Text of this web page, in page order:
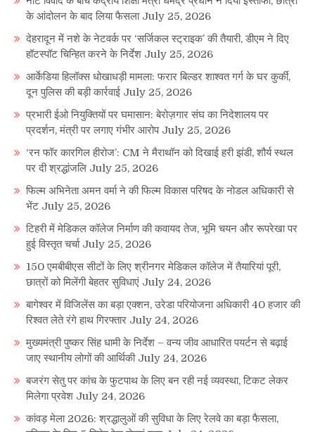
के आंदोलन के बाद लिया फैसला July 25, 2026
देहरादून में नशे के नेटवर्क पर ‘सर्जिकल स्ट्राइक’ की तैयारी, डीएम ने दिए
हॉटस्पॉट चिन्हित करने के निर्देश July 25, 2026
आर्केडिया हिलॉक्स धोखाधड़ी मामला: फरार बिल्डर शाश्वत गर्ग के घर कुर्की,
दून पुलिस की बड़ी कार्रवाई July 25, 2026
प्रभारी ईओ नियुक्तियों पर घमासान: बेरोज़गार संघ का निदेशालय पर
प्रदर्शन, मंत्री पर लगाए गंभीर आरोप July 25, 2026
‘रन फॉर कारगिल हीरोज’: CM ने मैराथॉन को दिखाई हरी झंडी, शौर्य स्थल
पर दी श्रद्धांजलि July 25, 2026
फिल्म अभिनेता अमन वर्मा ने की फिल्म विकास परिषद के नोडल अधिकारी से
भेंट July 25, 2026
टिहरी में मेडिकल कॉलेज निर्माण की कवायद तेज, भूमि चयन और रूपरेखा पर
हुई विस्तृत चर्चा July 25, 2026
150 एमबीबीएस सीटों के लिए श्रीनगर मेडिकल कॉलेज में तैयारियां पूरी,
छात्रों को मिलेंगी बेहतर सुविधाएं July 24, 2026
बागेश्वर में विजिलेंस का बड़ा एक्शन, उरेडा परियोजना अधिकारी 40 हजार की
रिश्वत लेते रंगे हाथ गिरफ्तार July 24, 2026
मुख्यमंत्री पुष्कर सिंह धामी के निर्देश – वन्य जीव आधारित पयर्टन से बढ़ाई
जाए स्थानीय लोगों की आर्थिकी July 24, 2026
बजरंग सेतु पर कांच के फुटपाथ के लिए बन रही नई व्यवस्था, टिकट लेकर
मिलेगा प्रवेश July 24, 2026
कांवड़ मेला 2026: श्रद्धालुओं की सुविधा के लिए रेलवे का बड़ा फैसला,